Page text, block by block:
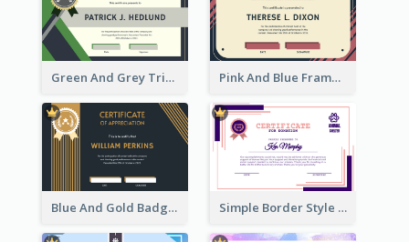
Green And Grey Triangles With Badge Certificate Pink And Blue Frame Company Certificate
Blue And Gold Badge Appreciation Certificate Simple Border Style Certificate Design Template